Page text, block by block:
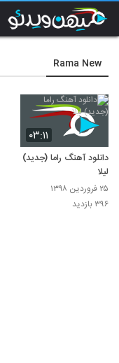
Rama New
۰۳:۱۱
دانلود آهنگ راما (جدید)
لیلا
۲۵ فروردین ۱۳۹۸
۳۹۶ بازدید